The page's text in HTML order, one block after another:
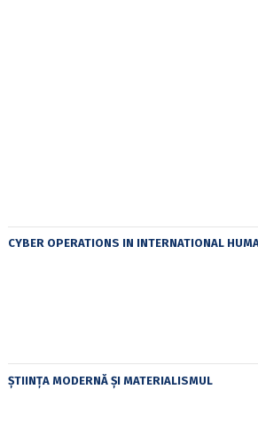
CYBER OPERATIONS IN INTERNATIONAL
ȘTIINȚA MODERNĂ ȘI MATERIALISMUL